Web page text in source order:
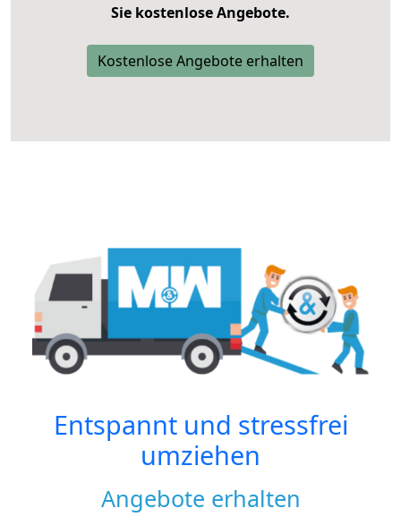
Sie kostenlose Angebote.
Kostenlose Angebote erhalten
Entspannt und stressfrei
umziehen
Angebote erhalten